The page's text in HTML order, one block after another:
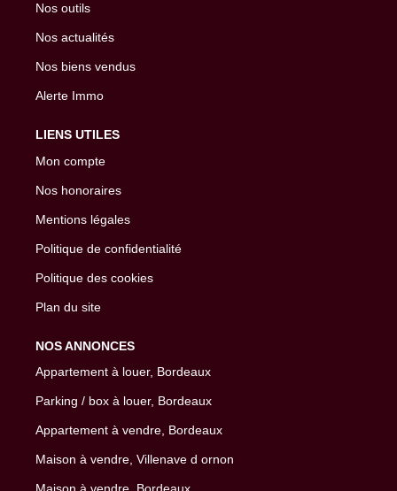
Nos outils
Nos actualités
Nos biens vendus
Alerte Immo
LIENS UTILES
Mon compte
Nos honoraires
Mentions légales
Politique de confidentialité
Politique des cookies
Plan du site
NOS ANNONCES
Appartement à louer, Bordeaux
Parking / box à louer, Bordeaux
Appartement à vendre, Bordeaux
Maison à vendre, Villenave d ornon